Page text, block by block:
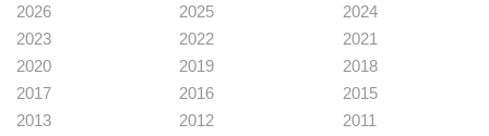
2026 2025
2024
2023
2022
2021
2020
2019
2018
2017
2016
2015
2013
2012
2011